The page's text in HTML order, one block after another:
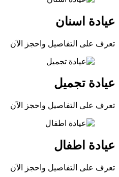
عيادة اسنان
تعرف على التفاصيل واحجز الآن
عيادة تجميل
تعرف على التفاصيل واحجز الآن
عيادة اطفال
تعرف على التفاصيل واحجز الآن